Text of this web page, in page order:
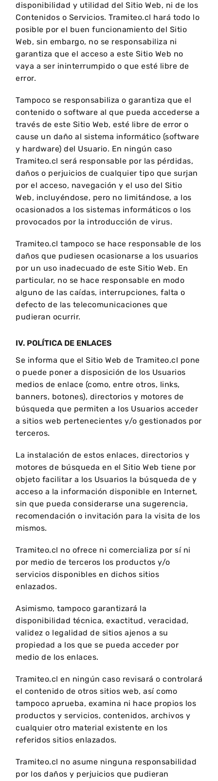
disponibilidad y utilidad del Sitio Web, ni de los
Contenidos o Servicios. Tramiteo.cl hará todo lo
posible por el buen funcionamiento del Sitio
Web, sin embargo, no se responsabiliza ni
garantiza que el acceso a este Sitio Web no
vaya a ser ininterrumpido o que esté libre de
error.
Tampoco se responsabiliza o garantiza que el
contenido o software al que pueda accederse a
través de este Sitio Web, esté libre de error o
cause un daño al sistema informático (software
y hardware) del Usuario. En ningún caso
Tramiteo.cl será responsable por las pérdidas,
daños o perjuicios de cualquier tipo que surjan
por el acceso, navegación y el uso del Sitio
Web, incluyéndose, pero no limitándose, a los
ocasionados a los sistemas informáticos o los
provocados por la introducción de virus.
Tramiteo.cl tampoco se hace responsable de los
daños que pudiesen ocasionarse a los usuarios
por un uso inadecuado de este Sitio Web. En
particular, no se hace responsable en modo
alguno de las caídas, interrupciones, falta o
defecto de las telecomunicaciones que
pudieran ocurrir.
IV. POLÍTICA DE ENLACES
Se informa que el Sitio Web de Tramiteo.cl pone
o puede poner a disposición de los Usuarios
medios de enlace (como, entre otros, links,
banners, botones), directorios y motores de
búsqueda que permiten a los Usuarios acceder
a sitios web pertenecientes y/o gestionados por
terceros.
La instalación de estos enlaces, directorios y
motores de búsqueda en el Sitio Web tiene por
objeto facilitar a los Usuarios la búsqueda de y
acceso a la información disponible en Internet,
sin que pueda considerarse una sugerencia,
recomendación o invitación para la visita de los
mismos.
Tramiteo.cl no ofrece ni comercializa por sí ni
por medio de terceros los productos y/o
servicios disponibles en dichos sitios
enlazados.
Asimismo, tampoco garantizará la
disponibilidad técnica, exactitud, veracidad,
validez o legalidad de sitios ajenos a su
propiedad a los que se pueda acceder por
medio de los enlaces.
Tramiteo.cl en ningún caso revisará o controlará
el contenido de otros sitios web, así como
tampoco aprueba, examina ni hace propios los
productos y servicios, contenidos, archivos y
cualquier otro material existente en los
referidos sitios enlazados.
Tramiteo.cl no asume ninguna responsabilidad
por los daños y perjuicios que pudieran